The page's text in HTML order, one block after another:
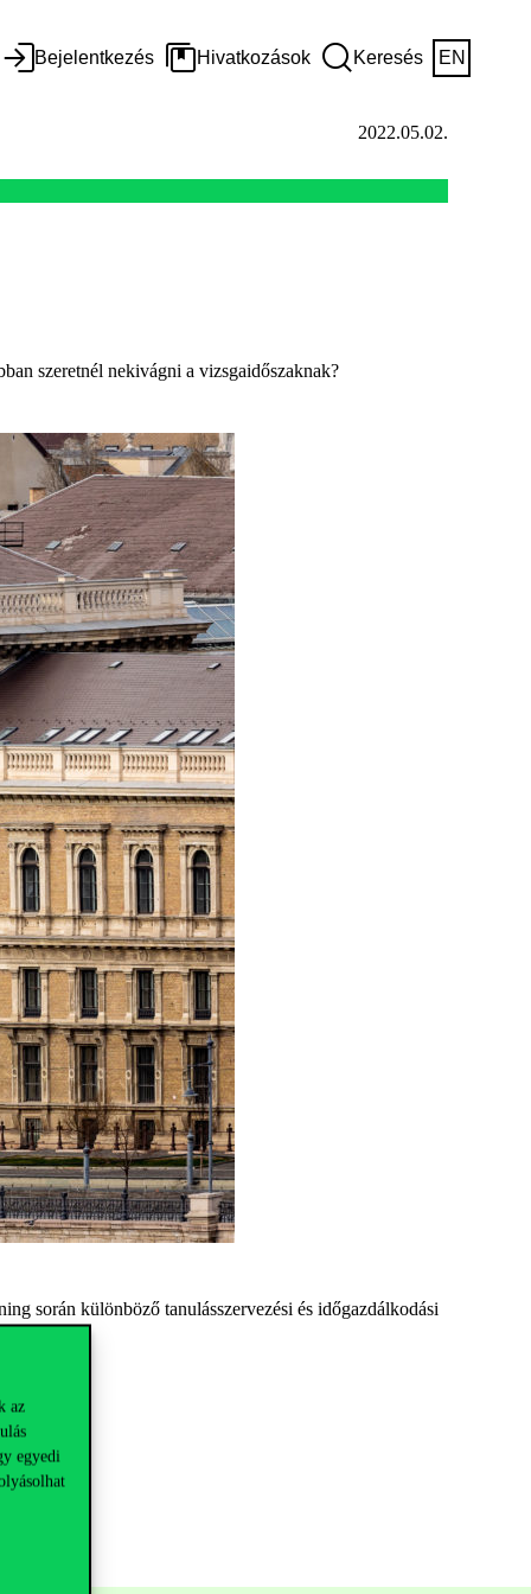
az
egyedi
Bejelentkezés Hivatkozások Keresés EN
2022.05.02.
szeretnél nekivágni a vizsgaidőszaknak?
során különböző tanulásszervezési és időgazdálkodási